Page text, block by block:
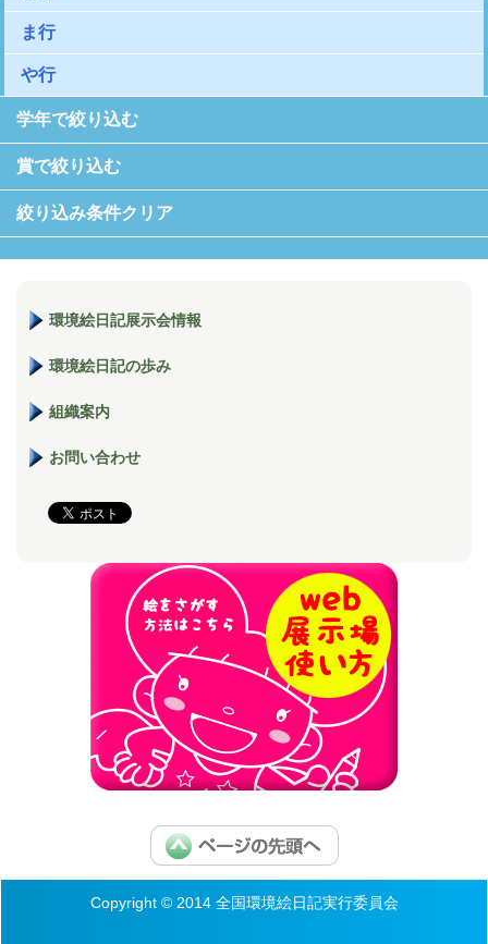
ま行
や行
学年で絞り込む
賞で絞り込む
絞り込み条件クリア
環境絵日記展示会情報
環境絵日記の歩み
組織案内
お問い合わせ
Copyright © 2014 全国環境絵日記実行委員会